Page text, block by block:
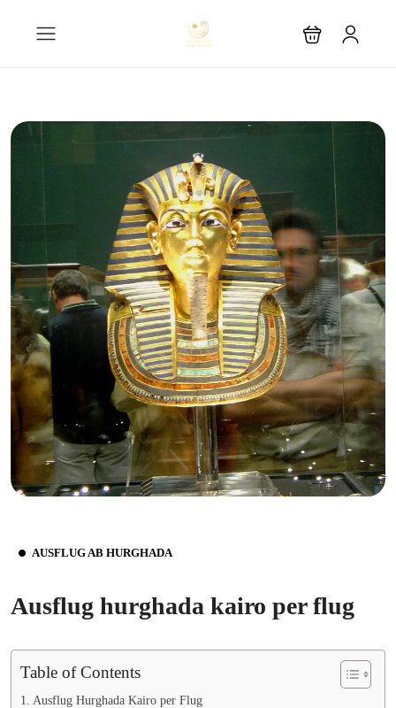
AUSFLUG AB HURGHADA
Ausflug hurghada kairo per flug
Table of Contents
Ausflug Hurghada Kairo per Flug